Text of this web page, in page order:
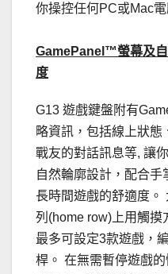
你操控任何PC或Mac
GamePanel™螢幕及
度
G13 遊戲鍵盤附有
略資訊，包括線上狀
戰友的對話訊息等, 讓
自然輪廓設計，配合手
長時間遊戲的舒適度。
列(home row)上用觸摸
最多可設定3款遊戲，
桿。 在無需暫停遊戲